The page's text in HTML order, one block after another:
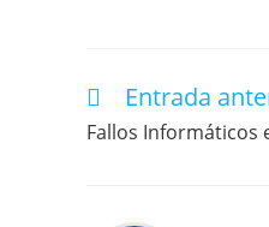
Entrada
Fallos Informáticos